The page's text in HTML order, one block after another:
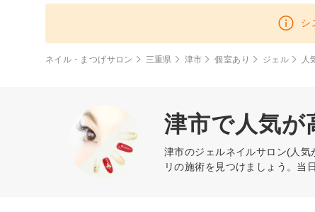
シ
ネイル・まつげサロン 三重県 津市 個室あり ジェル 人
津市で人気が
津市のジェルネイルサロン(人気
リの施術を見つけましょう。当